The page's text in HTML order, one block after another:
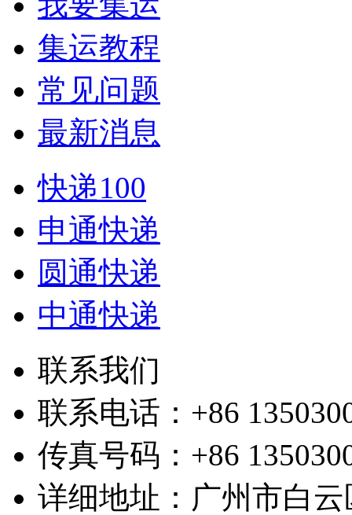
集运教程
常见问题
最新消息
快递100
申通快递
圆通快递
中通快递
联系我们
联系电话：+86
传真号码：+86
详细地址：广州市白